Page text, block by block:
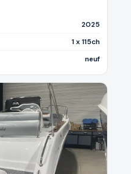
2025
1 x 115ch
neuf